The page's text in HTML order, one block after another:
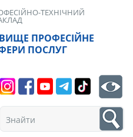
ПРОФЕСІЙНЕ
ПОСЛУГ
ТЕХНІЧНИЙ
1